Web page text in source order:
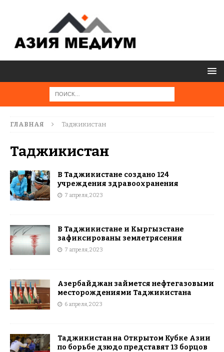
ГЛАВНАЯ Таджикистан
Таджикистан
В Таджикистане создано 124
учреждения здравоохранения
7 апреля, 2023
В Таджикистане и Кыргызстане
зафиксированы землетрясения
7 апреля, 2023
Азербайджан займется нефтегазовыми
месторождениями Таджикистана
6 апреля, 2023
Таджикистан на Открытом Кубке Азии
по борьбе дзюдо представят 13 борцов